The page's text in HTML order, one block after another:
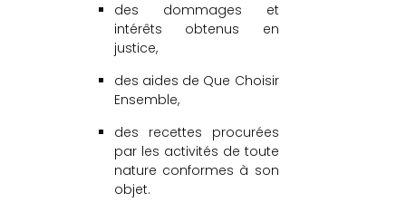
des dommages et
intérêts obtenus en
justice,
des aides de Que Choisir
Ensemble,
des recettes procurées
par les activités de toute
nature conformes à son
objet.